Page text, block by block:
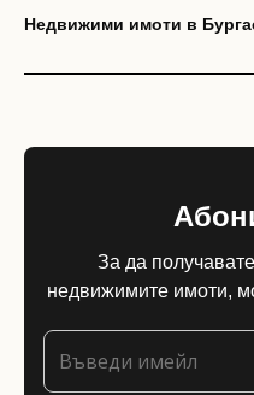
Недвижими имоти в
За да
недвижимите имоти,